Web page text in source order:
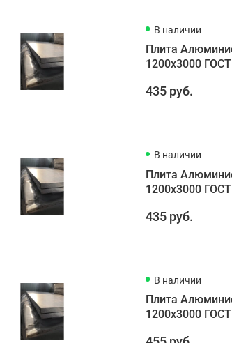
В наличии
Плита
1200х3000
435 руб.
В наличии
Плита
1200х3000
435 руб.
В наличии
Плита
1200х3000